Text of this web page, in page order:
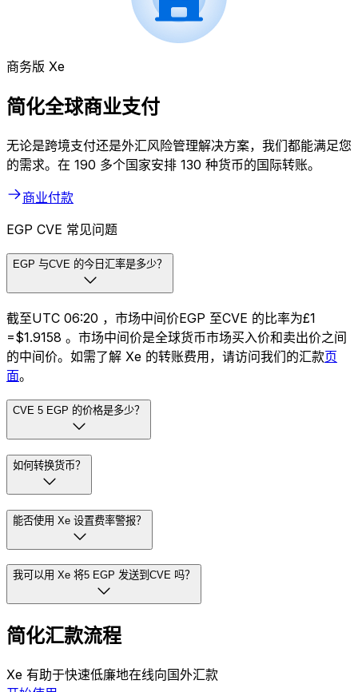
商务版 Xe
简化全球商业支付
无论是跨境支付还是外汇风险管理解决方案，我们都能满足您
的需求。在 190 多个国家安排 130 种货币的国际转账。
商业付款
EGP CVE 常见问题
EGP 与CVE 的今日汇率是多少？
截至UTC 06:20 ，市场中间价EGP 至CVE 的比率为£1
=$1.9158 。市场中间价是全球货币市场买入价和卖出价之间
的中间价。如需了解 Xe 的转账费用，请访问我们的汇款页
面。
CVE 5 EGP 的价格是多少？
如何转换货币？
能否使用 Xe 设置费率警报？
我可以用 Xe 将5 EGP 发送到CVE 吗？
简化汇款流程
Xe 有助于快速低廉地在线向国外汇款